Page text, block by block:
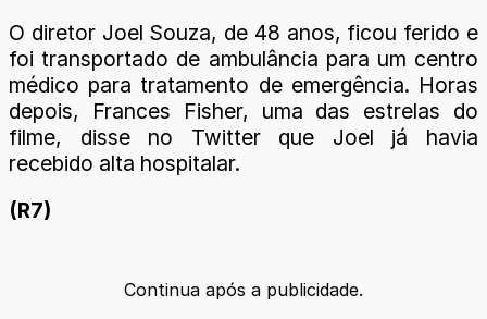
O diretor Joel Souza, de 48 anos, ficou ferido e
foi transportado de ambulância para um centro
médico para tratamento de emergência. Horas
depois, Frances Fisher, uma das estrelas do
filme, disse no Twitter que Joel já havia
recebido alta hospitalar.
(R7)
Continua após a publicidade.